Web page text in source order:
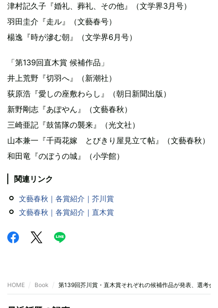
津村記久子『婚礼、葬礼、その他』（文学界3月号）
羽田圭介『走ル』（文藝春号）
楊逸『時が滲む朝』（文学界6月号）
「第139回直木賞 候補作品」
井上荒野『切羽へ』（新潮社）
荻原浩『愛しの座敷わらし』（朝日新聞出版）
新野剛志『あぽやん』（文藝春秋）
三崎亜記『鼓笛隊の襲来』（光文社）
山本兼一『千両花嫁 とびきり屋見立て帖』（文藝春秋）
和田竜『のぼうの城』（小学館）
関連リンク
文藝春秋｜各賞紹介｜芥川賞
文藝春秋｜各賞紹介｜直木賞
HOME Book 第139回芥川賞・直木賞それぞれの候補作品が発表、選考会